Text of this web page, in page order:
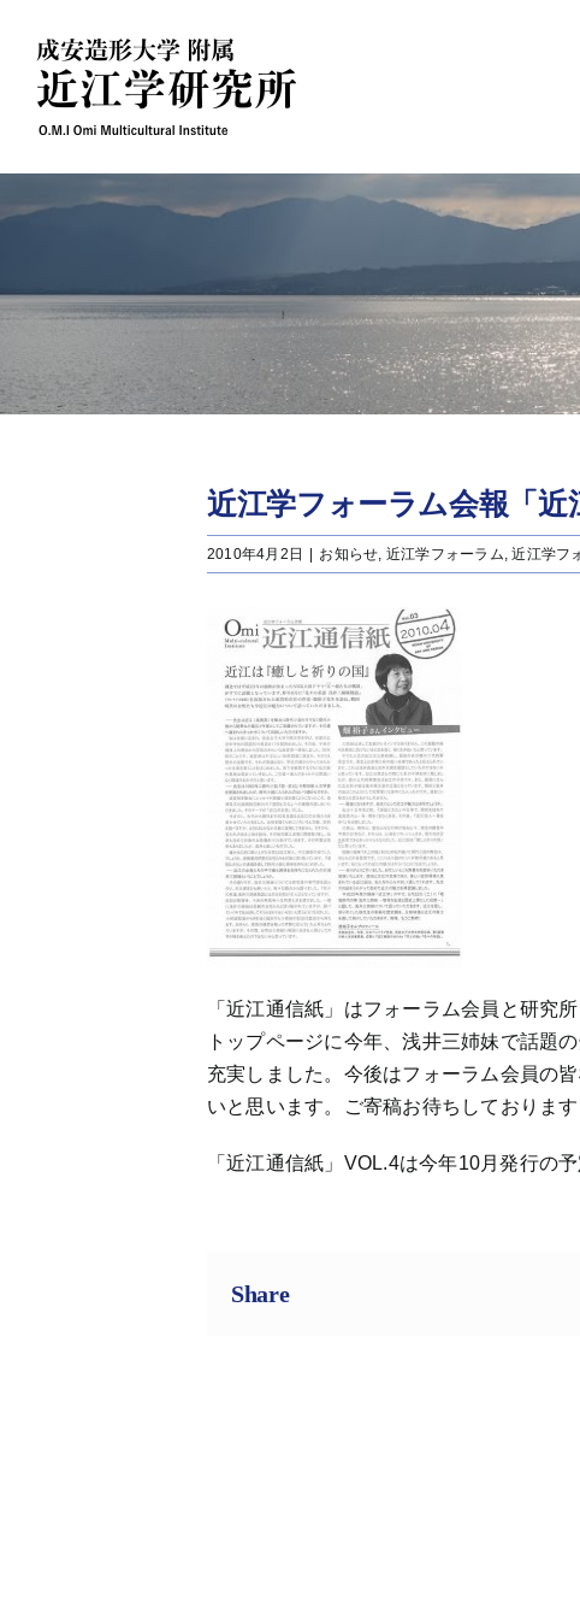
content
近江学フォーラム会報「近
2010年4月2日 お知らせ, 近江学フォーラム,近江学フ
「近江通信紙」はフォーラム会員と研究
トップページに今年、浅井三姉妹で話題
充実しました。今後はフォーラム会員の
いと思います。ご寄稿お待ちしております
「近江通信紙」VOL.4は今年10月発行の予
Share